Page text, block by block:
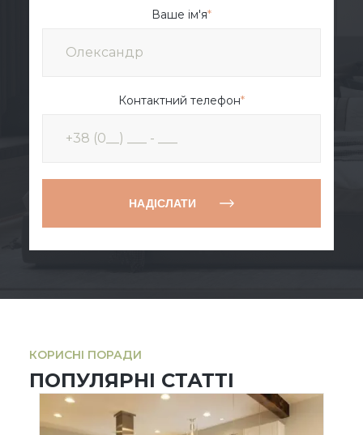
Ваше ім'я*
Контактний телефон*
НАДІСЛАТИ
КОРИСНІ ПОРАДИ
ПОПУЛЯРНІ СТАТТІ